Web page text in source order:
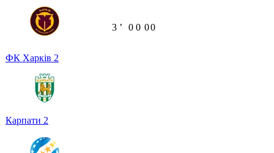
ФК Харків 2
Карпати 2
3 ʼ 0 0 00